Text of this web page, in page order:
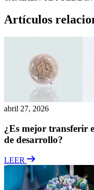
Artículos
abril 27, 2026
¿Es mejor transferir
de desarrollo?
LEER